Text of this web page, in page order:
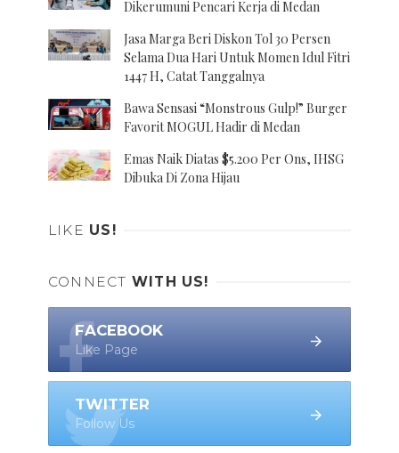
Dikerumuni Pencari Kerja di Medan
Jasa Marga Beri Diskon Tol 30 Persen
Selama Dua Hari Untuk Momen Idul Fitri
1447 H, Catat Tanggalnya
Bawa Sensasi “Monstrous Gulp!” Burger
Favorit MOGUL Hadir di Medan
Emas Naik Diatas $5.200 Per Ons, IHSG
Dibuka Di Zona Hijau
LIKE US!
CONNECT WITH US!
FACEBOOK
Like Page
TWITTER
Follow Us